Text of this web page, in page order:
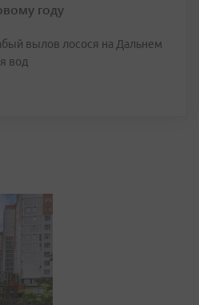
году
вылов лосося на Дальнем
вод